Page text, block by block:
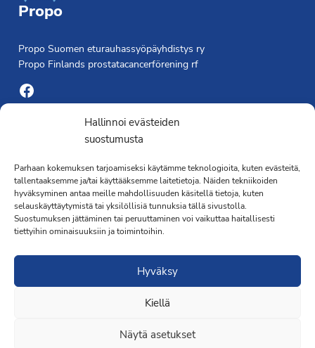
Hallinnoi evästeiden
suostumusta
Parhaan kokemuksen tarjoamiseksi käytämme teknologioita, kuten evästeitä,
tallentaaksemme ja/tai käyttääksemme laitetietoja. Näiden tekniikoiden
hyväksyminen antaa meille mahdollisuuden käsitellä tietoja, kuten
selauskäyttäytymistä tai yksilöllisiä tunnuksia tällä sivustolla.
Suostumuksen jättäminen tai peruuttaminen voi vaikuttaa haitallisesti
tiettyihin ominaisuuksiin ja toimintoihin.
Hyväksy
Kiellä
Näytä asetukset
Propo
Propo Suomen eturauhassyöpäyhdistys ry
Propo Finlands prostatacancerförening rf
Facebook
Yhdistyksen toimisto
Laivapojankatu 3 C, 00180 Helsinki
toimisto@propo.fi
Saavutettavuusseloste »
Toiminnanjohtaja